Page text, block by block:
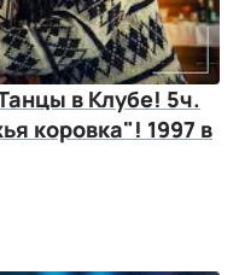
в Клубе! 5ч.
коровка"! 1997 в